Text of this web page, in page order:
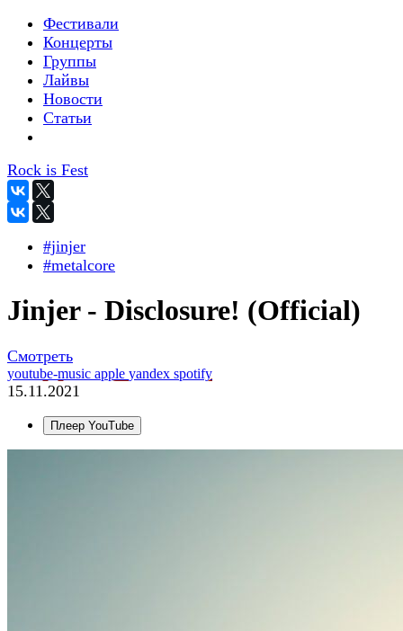
Фестивали
Концерты
Группы
Лайвы
Новости
Статьи
Rock is Fest
#jinjer
#metalcore
Jinjer - Disclosure! (Official)
Смотреть
youtube-music apple yandex spotify
15.11.2021
Плеер YouTube